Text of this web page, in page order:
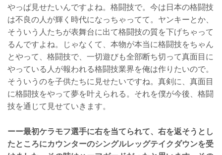
やっぱ見せたいんですよね。格闘技で。今は日本の格闘技
は不良の人が輝く時代になっちゃってて。ヤンキーとか、
そういう人たちが表舞台に出て格闘技の質を下げちゃって
るんですよね。じゃなくて、本物が本当に格闘技をちゃん
とやって、格闘技で、一切遊びも全部断ち切って真面目に
やっている人が報われる格闘技業界を俺は作りたいので。
そういうのを子供たちに見せたいですね。真剣に、真面目
に格闘技をやって夢を叶えられる。それを僕が今後、格闘
技を通じて見せていきます。
ーー最初ケラモフ選手に右を当てられて、右を返そうとし
たところにカウンターのシングルレッグテイクダウンを受